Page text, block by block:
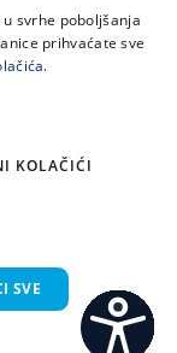
CROATIAN
svrhe poboljšanja
prihvaćate sve
KOLAČIĆI
SVE